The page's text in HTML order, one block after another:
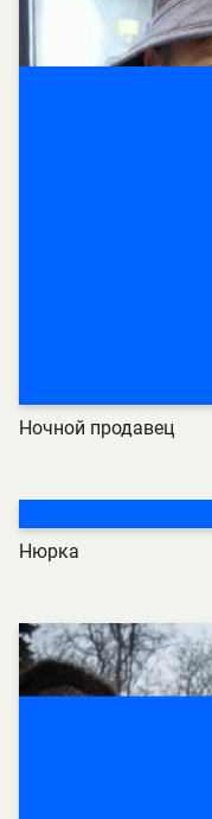
Ночной продавец
Нюрка